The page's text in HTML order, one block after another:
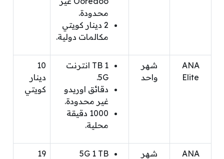
محدودة.
2 دينار كويتي
مكالمات دولية.
ANA
Elite
شهر
واحد
1 TB انترنت
5G.
دقائق اوريدو
غير محدودة.
1000 دقيقة
محلية.
دينار
كويتي
ANA
شهر
5G 1 TB